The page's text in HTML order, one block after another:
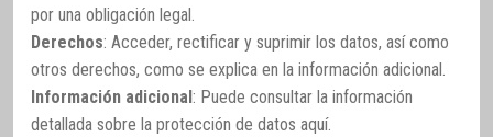
por una obligación legal.
Derechos: Acceder, rectificar y suprimir los datos, así como
otros derechos, como se explica en la información adicional.
Información adicional: Puede consultar la información
detallada sobre la protección de datos aquí.